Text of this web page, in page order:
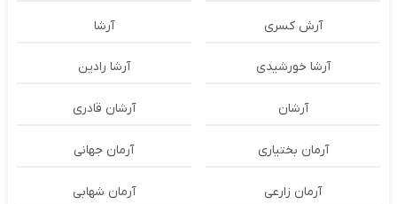
آرش کسری آرشا
آرشا خورشیدی آرشا رادین
آرشان آرشان قادری
آرمان بختیاری آرمان جهانی
آرمان زارعی آرمان شهابی